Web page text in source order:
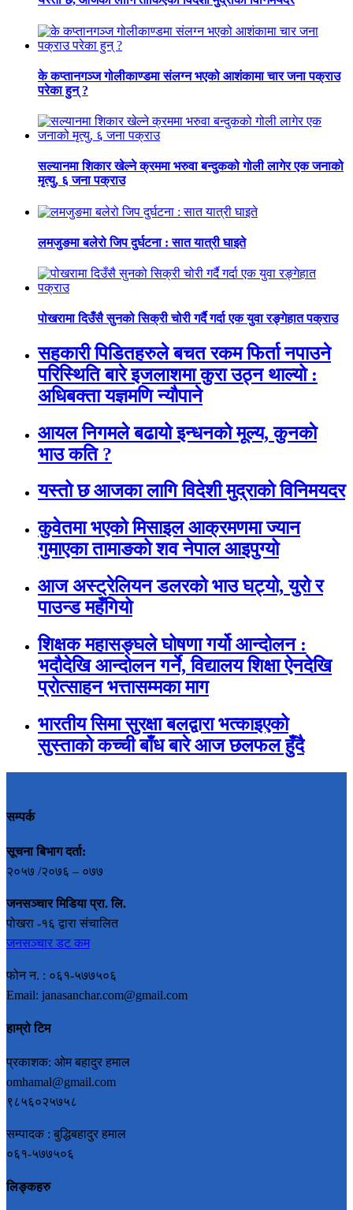
के कप्तानगञ्ज गोलीकाण्डमा संलग्न भएको आशंकामा चार जना पक्राउ
परेका हुन् ?
सल्यानमा शिकार खेल्ने क्रममा भरुवा बन्दुकको गोली लागेर एक जनाको
मृत्यु, ६ जना पक्राउ
लमजुङमा बलेरो जिप दुर्घटना : सात यात्री घाइते
पोखरामा दिउँसै सुनको सिक्री चोरी गर्दै गर्दा एक युवा रङ्गेहात पक्राउ
सहकारी पिडितहरुले बचत रकम फिर्ता नपाउने
परिस्थिति बारे इजलाशमा कुरा उठ्न थाल्यो :
अधिबक्ता यज्ञमणि न्यौपाने
आयल निगमले बढायो इन्धनको मूल्य, कुनकाे
भाउ कति ?
यस्तो छ आजका लागि विदेशी मुद्राको विनिमयदर
कुवेतमा भएको मिसाइल आक्रमणमा ज्यान
गुमाएका तामाङको शव नेपाल आइपुग्यो
आज अस्ट्रेलियन डलरको भाउ घट्यो, युरो र
पाउन्ड महँगियो
शिक्षक महासङ्घले घोषणा गर्यो आन्दोलन :
भदौदेखि आन्दोलन गर्ने, विद्यालय शिक्षा ऐनदेखि
प्रोत्साहन भत्तासम्मका माग
भारतीय सिमा सुरक्षा बलद्वारा भत्काइएको
सुस्ताको कच्ची बाँध बारे आज छलफल हुँदै
सम्पर्क
सूचना बिभाग दर्ता:
२०५७ /२०७६ – ०७७
जनसञ्चार मिडिया प्रा. लि.
पोखरा -१६ द्वारा संचालित
जनसञ्चार डट कम
फोन न. : ०६१-५७७५०६
Email: janasanchar.com@gmail.com
हाम्रो टिम
प्रकाशक: ओम बहादुर हमाल
omhamal@gmail.com
९८५६०२५७५८
सम्पादक : बुद्धिबहादुर हमाल
०६१-५७७५०६
लिङ्कहरु